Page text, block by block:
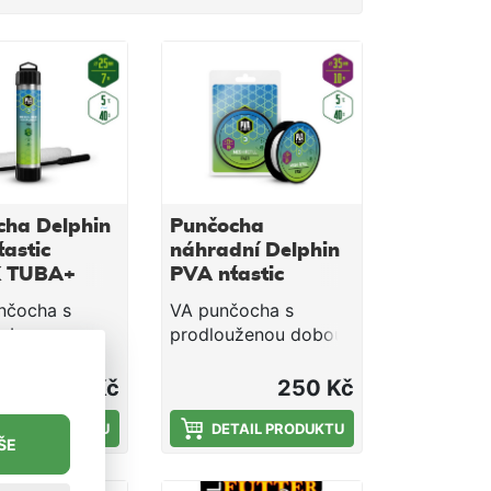
Delphin
TUBA+
/ 7m - s
rozpadu
nebo při lovu
hloubkách,
klesá
ke dnu.
225 Kč
PRODUKTU
Punčocha
náhradní Delphin
PVA n´tastic
QUICK / 10m -
35mm
VA punčocha s
prodlouženou dobou
lov během teplejších
měsíců, nebo při lovu
ve větších hloubkách,
déle ke dnu. Jedná se
250 Kč
DETAIL PRODUKTU